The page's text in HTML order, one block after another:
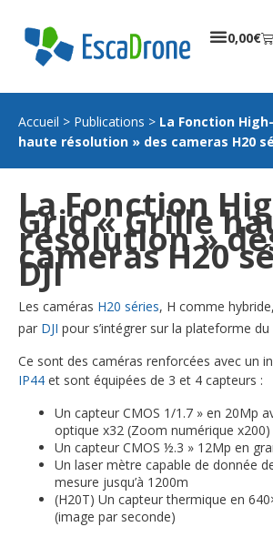
0,00€
Accueil > Publications > La Fonction
haute résolution » des cameras H20
La Fonction
Grid « Grille
résolution »
cameras H20
DJI
Les caméras H20 séries, H comme
par DJI pour s’intégrer sur la plateforme du
Ce sont des caméras renforcées avec un
IP44 et sont équipées de 3 et 4 capteurs :
Un capteur CMOS 1/1.7 » en 20Mp
optique x32 (Zoom numérique x200)
Un capteur CMOS ½.3 » 12Mp en
Un laser mètre capable de donnée
mesure jusqu’à 1200m
(H20T) Un capteur thermique en
(image par seconde)